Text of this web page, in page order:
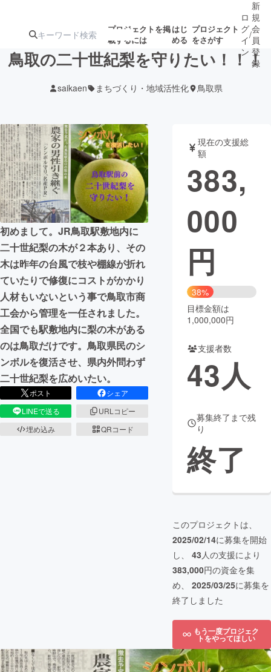
プロジェクトを掲
載するには
はじ
める
プロジェクト
をさがす
アート・写真
テクノロジー・ガジェット ゲーム・サ
映像・映画 書籍・雑誌
ビジネス・起業
まちづくり・地域活性化
CAMPFIRE for Social Good
CAMPFIREふるさと納税machi-ya コミュニティ
ロ
グ
イ
ン
/
新
規
会
員
登
録
鳥取の二十世紀梨を守りたい！！！
saikaen まちづくり・地域活性化 鳥取県
初めまして。JR鳥取駅敷地内に
二十世紀梨の木が２本あり、その
木は昨年の台風で枝や棚線が折れ
ていたりで修復にコストがかかり
人材もいないという事で鳥取市商
工会から管理を一任されました。
全国でも駅敷地内に梨の木がある
のは鳥取だけです。鳥取県民のシ
ンボルを復活させ、県内外問わず
二十世紀梨を広めいたい。
ポスト
シェア
LINEで送る
URLコピー
埋め込み
QRコード
現在の支援総
額
383,
000
円
38%
目標金額は
1,000,000円
支援者数
43人
募集終了まで残
り
終了
このプロジェクトは、
2025/02/14に募集を開始
し、 43人の支援により
383,000円の資金を集
め、 2025/03/25に募集を
終了しました
もう一度プロジェク
トをやってほしい